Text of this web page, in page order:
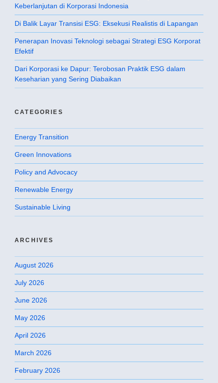
Keberlanjutan di Korporasi Indonesia
Di Balik Layar Transisi ESG: Eksekusi Realistis di Lapangan
Penerapan Inovasi Teknologi sebagai Strategi ESG Korporat
Efektif
Dari Korporasi ke Dapur: Terobosan Praktik ESG dalam
Keseharian yang Sering Diabaikan
CATEGORIES
Energy Transition
Green Innovations
Policy and Advocacy
Renewable Energy
Sustainable Living
ARCHIVES
August 2026
July 2026
June 2026
May 2026
April 2026
March 2026
February 2026